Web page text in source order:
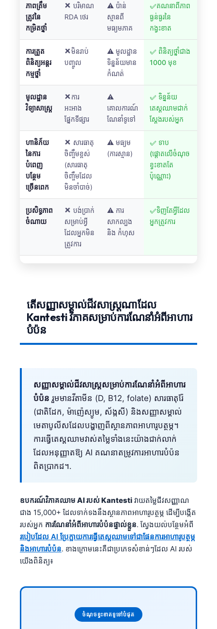
ភាពត្រឹម
ត្រូវនៃ
កម្រិតថ្នាំ
❌ បរិមាណ
RDA ថេរ
⚠️ ប៉ាន់
ស្មានពី
មធ្យមភាគ
✅គណនាពីភាព
ធ្ងន់ធ្ងរនៃ
កង្វះខាត
ការត្រួត
ពិនិត្យអន្តរ
កម្មថ្នាំ
❌មិនរាប់
បញ្ចូល
⚠️ មូលដ្ឋាន
ទិន្នន័យមាន
កំណត់
✅ ពិនិត្យ​ថ្នាំ​ជាង
1000 មុខ
មូលដ្ឋាន
វិទ្យាសាស្ត្រ
❌ការ
អះអាង
ផ្នែកទីផ្សារ
⚠️
គោលការណ៍
ណែនាំទូទៅ
✅ ទិន្នន័យ
តេស្តឈាមជាក់
ស្តែងរបស់អ្នក
ហានិភ័យ
នៃការ
បំពេញ
បន្ថែម
ច្រើនពេក
❌ សារធាតុ
ចិញ្ចឹមខ្ពស់
(សារធាតុ
ចិញ្ចឹមដែល
មិនចាំបាច់)
⚠️ មធ្យម
(ការស្មាន)
✅ ទាប
(ផ្តោតលើចំណុច
ខ្វះខាតតែ
ប៉ុណ្ណោះ)
ប្រសិទ្ធភាព
ចំណាយ
❌ បង់ប្រាក់
សម្រាប់អ្វី
ដែលអ្នកមិន
ត្រូវការ
⚠️ ការ
សាកល្បង
និង កំហុស
✅ទិញតែអ្វីដែល
អ្នកត្រូវការ
តើសញ្ញាសម្គាល់ជីវសាស្រ្តណាដែល
Kantesti វិភាគសម្រាប់ការណែនាំអំពីអាហារ
បំប៉ន
សញ្ញាសម្គាល់ជីវសាស្រ្តសម្រាប់ការណែនាំអំពីអាហារ
បំប៉ន រួមមានវីតាមីន (D, B12, folate) សារធាតុរ៉ែ
(ជាតិដែក, ម៉ាញ៉េស្យូម, ស័ង្កសី) និងសញ្ញាសម្គាល់
មេតាបូលីសដែលបង្ហាញពីស្ថានភាពអាហារូបត្ថម្ភ។
ការធ្វើតេស្តឈាមវាស់តម្លៃទាំងនេះយ៉ាងជាក់លាក់
ដែលអនុញ្ញាតឱ្យ AI គណនាតម្រូវការអាហារបំប៉ន
ពិតប្រាកដ។.
ឧបករណ៍វិភាគឈាម AI របស់ Kantesti វាយតម្លៃជីវសញ្ញាណ
ជាង 15,000+ ដែលទាក់ទងនឹងស្ថានភាពអាហារូបត្ថម្ភ ដើម្បីបង្កើត
របស់អ្នក ការណែនាំអំពីអាហារបំប៉នផ្ទាល់ខ្លួន. ស្វែងយល់បន្ថែមអំពី
របៀបដែល AI ប្រែក្លាយការធ្វើតេស្តឈាមទៅជាផែនការអាហារូបត្ថម្ភ
និងអាហារបំប៉ន. ខាងក្រោមនេះគឺជាប្រភេទសំខាន់ៗដែល AI របស់
យើងពិនិត្យ៖
ចំណុចខ្វះខាតទូទៅបំផុត
العربية المغربية
Монгол
Basa Jawa
Cebuano
ئۇيغۇرچە
Кыргызча
Esperanto
Frysk
Ślōnskŏ gŏdka
Norsk bokmål